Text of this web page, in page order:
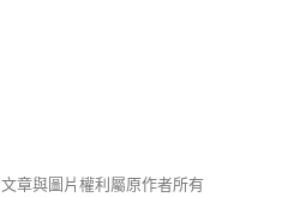
文章與圖片權利屬原作者所有